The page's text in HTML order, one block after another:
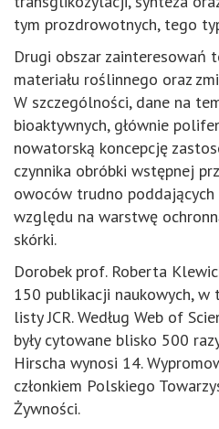
tym prozdrowotnych, tego
Drugi obszar zainteresowań
materiału roślinnego oraz
W szczególności, dane na
bioaktywnych, głównie
nowatorską koncepcję
czynnika obróbki wstępnej
owoców trudno poddających
względu na warstwę
skórki.
Dorobek prof. Roberta
150 publikacji naukowych, w
listy JCR. Według Web of
były cytowane blisko 500
Hirscha wynosi 14.
członkiem Polskiego
Żywności.